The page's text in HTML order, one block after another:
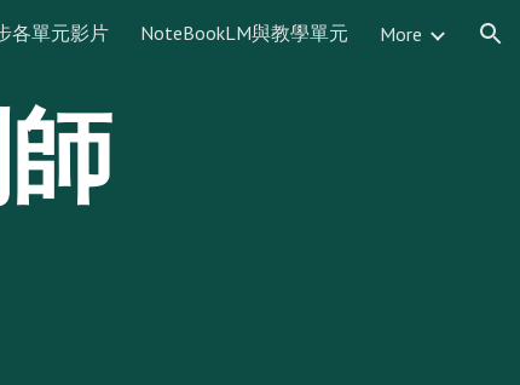
各單元影片 NoteBookLM與教學單元 More